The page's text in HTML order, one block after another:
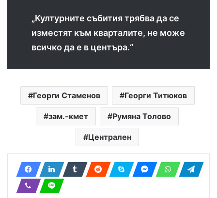
„Културните събития трябва да се
изместят към кварталите, не може
всичко да е в центъра.“
Георги Стаменов Георги Титюков
зам.-кмет Румяна Толово
Централен